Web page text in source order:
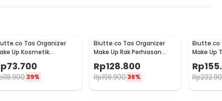
Tas Organizer
Up Kosmetik
25.5x23x9.5cm
73.700
118.90039%
Biutte.co Tas Organizer
Make Up Rak Perhiasan
Wanita - F250
Rp128.800
Rp198.900 36%
Biutte.co
Make Up
F150
Rp
Rp